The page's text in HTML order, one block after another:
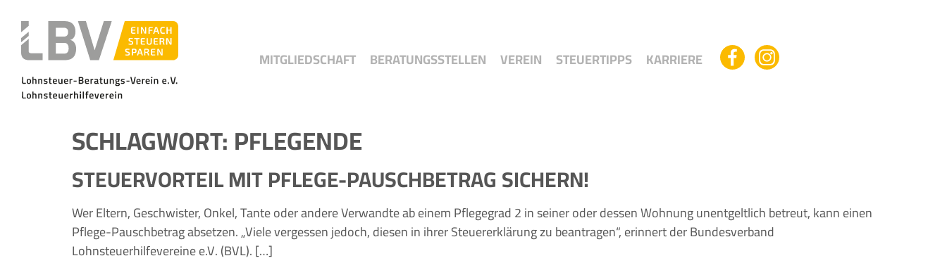
MITGLIEDSCHAFT BERATUNGSSTELLEN VEREIN STEUERTIPPS KARRIERE
SCHLAGWORT:PFLEGENDE
STEUERVORTEIL MIT PFLEGE-PAUSCHBETRAG SICHERN!
Wer Eltern, Geschwister, Onkel, Tante oder andere Verwandte ab einem Pflegegrad 2 in seiner oder dessen Wohnung unentgeltlich betreut, kann einen
Pflege-Pauschbetrag absetzen. „Viele vergessen jedoch, diesen in ihrer Steuererklärung zu beantragen“, erinnert der Bundesverband
Lohnsteuerhilfevereine e.V. (BVL). […]